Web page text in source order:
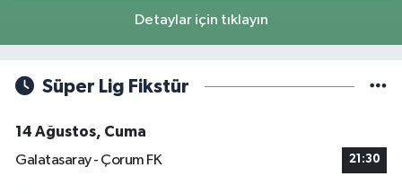
Detaylar için tıklayın
Süper Lig Fikstür
14 Ağustos, Cuma
Galatasaray - Çorum FK
21:30